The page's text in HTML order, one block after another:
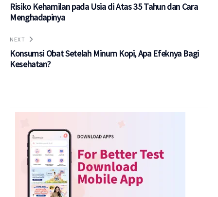
Risiko Kehamilan pada Usia di Atas 35 Tahun dan Cara
Menghadapinya
NEXT
Konsumsi Obat Setelah Minum Kopi, Apa Efeknya Bagi
Kesehatan?